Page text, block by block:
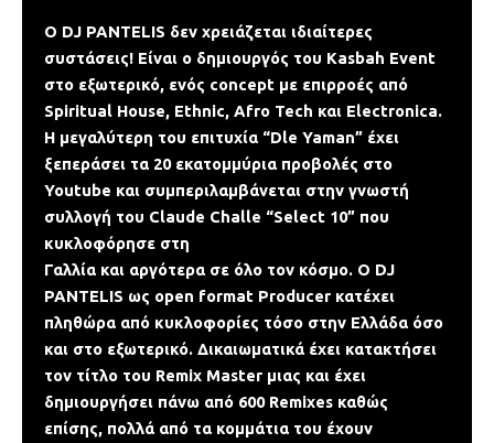
Ο DJ PANTELIS δεν χρειάζεται ιδιαίτερες
συστάσεις! Είναι ο δημιουργός του Κasbah Event
στο εξωτερικό, ενός concept με επιρροές από
Spiritual House, Ethnic, Afro Tech και Electronica.
Η μεγαλύτερη του επιτυχία “Dle Yaman” έχει
ξεπεράσει τα 20 εκατομμύρια προβολές στο
Youtube και συμπεριλαμβάνεται στην γνωστή
συλλογή του Claude Challe “Select 10” που
κυκλοφόρησε στη
Γαλλία και αργότερα σε όλο τον κόσμο. Ο DJ
PANTELIS ως open format Producer κατέχει
πληθώρα από κυκλοφορίες τόσο στην Ελλάδα όσο
και στο εξωτερικό. Δικαιωματικά έχει κατακτήσει
τον τίτλο του Remix Master μιας και έχει
δημιουργήσει πάνω από 600 Remixes καθώς
επίσης, πολλά από τα κομμάτια του έχουν